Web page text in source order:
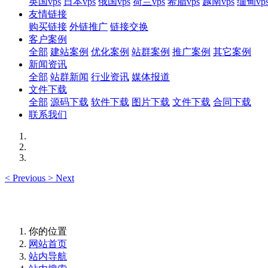
友情链接
购买链接 外链推广 链接交换
客户案例
全部 建站案例 优化案例 站群案例 推广案例 其它案例
新闻资讯
全部 站群新闻 行业资讯 媒体报道
文件下载
全部 源码下载 软件下载 图片下载 文件下载 合同下载
联系我们
< Previous > Next
你的位置
网站首页
站内导航